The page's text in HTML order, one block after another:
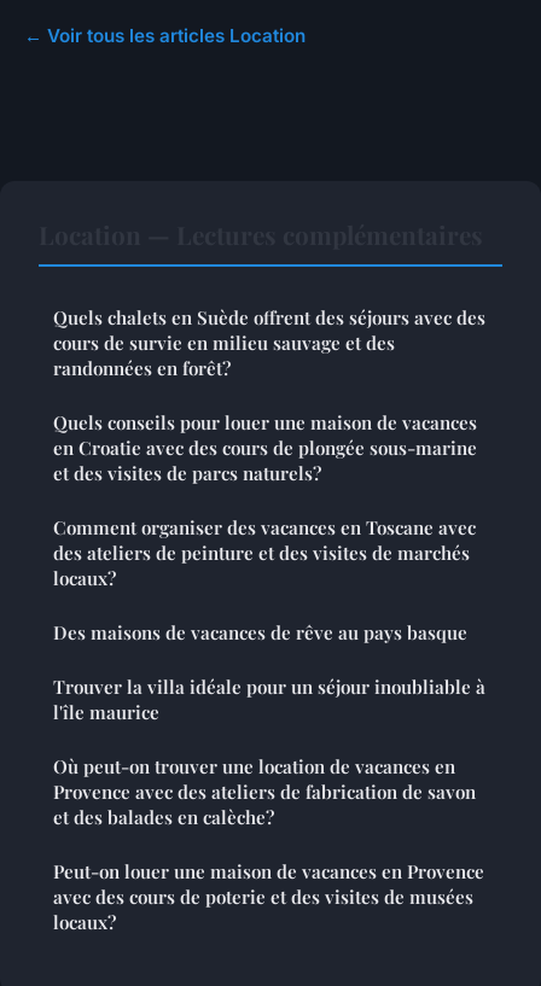
← Voir tous les articles Location
Quels chalets en Suède offrent des séjours avec des
cours de survie en milieu sauvage et des
randonnées en forêt?
Quels conseils pour louer une maison de vacances
en Croatie avec des cours de plongée sous-marine
et des visites de parcs naturels?
Comment organiser des vacances en Toscane avec
des ateliers de peinture et des visites de marchés
locaux?
Des maisons de vacances de rêve au pays basque
Trouver la villa idéale pour un séjour inoubliable à
l'île maurice
Où peut-on trouver une location de vacances en
Provence avec des ateliers de fabrication de savon
et des balades en calèche?
Peut-on louer une maison de vacances en Provence
avec des cours de poterie et des visites de musées
locaux?